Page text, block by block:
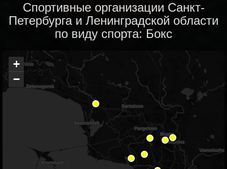
Спортивные организации Санкт-
Петербурга и Ленинградской области
по виду спорта: Бокс
+
−